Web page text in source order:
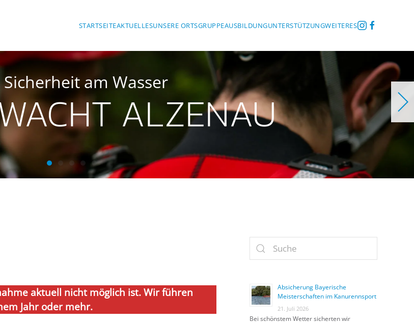
STARTSEITEAKTUELLESUNSERE ORTSGRUPPEAUSBILDUNGUNTERSTÜTZUNGWEITERES
am Wasser
ALZENAU
Wasserwacht Alzenau
Wasserwacht Alzenau
Wasserwacht Alzenau
Wasserwacht Alzenau
Wasserwacht Alzenau
aktuell nicht möglich ist. Wir führen
Jahr oder mehr.
Absicherung Bayerische
Meisterschaften im Kanurennsport
21. Juli 2026
Bei schönstem Wetter sicherten wir